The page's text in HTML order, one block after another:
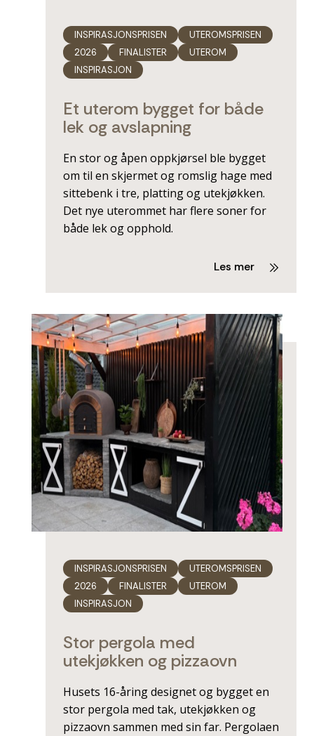
INSPIRASJONSPRISEN
UTEROMSPRISEN
2026
FINALISTER
UTEROM
INSPIRASJON
Et uterom bygget for både
lek og avslapning
En stor og åpen oppkjørsel ble bygget
om til en skjermet og romslig hage med
sittebenk i tre, platting og utekjøkken.
Det nye uterommet har flere soner for
både lek og opphold.
Les mer
INSPIRASJONSPRISEN
UTEROMSPRISEN
2026
FINALISTER
UTEROM
INSPIRASJON
Stor pergola med
utekjøkken og pizzaovn
Husets 16-åring designet og bygget en
stor pergola med tak, utekjøkken og
pizzaovn sammen med sin far. Pergolaen